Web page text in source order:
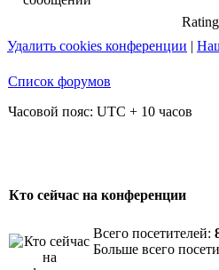
Удалить cookies конференции |
Список форумов
Часовой пояс: UTC + 10 часов
Кто сейчас на конференции
Всего посетителей:
Больше всего